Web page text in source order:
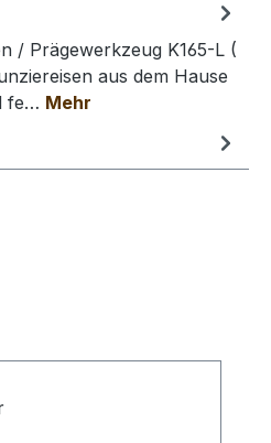
/ Prägewerkzeug K165-L (
aus dem Hause
fe… Mehr